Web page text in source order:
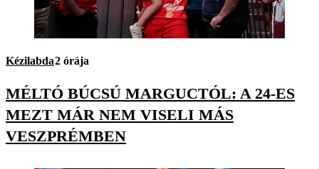
Kézilabda2 órája
MÉLTÓ BÚCSÚ MARGUCTÓL: A 24-ES
MEZT MÁR NEM VISELI MÁS
VESZPRÉMBEN